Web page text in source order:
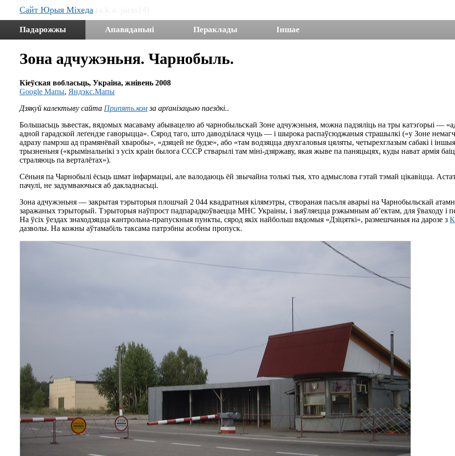
Сайт Юрыя Міхеда
Падарожжы Апавяданьні Пераклады Іншае
Зона адчужэньня. Чарнобыль.
Кіеўская вобласьць, Украіна, жнівень 2008
Google Мапы, Яндэкс.Мапы
Дзякуй калектыву сайта Припять.комза арґанізацыю паездкі..
Большасьць зьвестак, вядомых масаваму абывацелю аб чарнобыльскай Зоне адчужэньня, можна падзяліць на тры катэґорыі —
адной гарадской леґендзе гаворыцца». Сярод таго, што даводзілася чуць — і шырока распаўсюджаныя страшылкі («у Зоне
адразу памрэш ад прамянёвай хваробы», «дзяцей не будзе», або «там водзяцца двухгаловыя цяляты, четырехглазым сабакі і
трызненьня («крымінальнікі з усіх краін былога СССР стварылі там міні-дзяржаву, якая жыве па паняцьцях, куды нават армія
страляюць па верталётах»).
Сёньня па Чарнобылі ёсьць шмат інфармацыі, але валодаюць ёй звычайна толькі тыя, хто адмыслова гэтай тэмай цікавіцца.
пачулі, не задумваючыся аб дакладнасьці.
Зона адчужэньня — закрытая тэрыторыя плошчай 2 044 квадратныя кілямэтры, створаная пасьля аварыі на Чарнобыльскай
заражаных тэрыторый. Тэрыторыя наўпрост падпарадкоўваецца МНС Украіны, і зьяўляецца рэжымным аб’ектам, для ўваходу і
На ўсіх ўездах знаходзяцца кантрольна-прапускныя пункты, сярод якіх найбольш вядомыя «Дзіцяткі», размешчаныя на дарозе з
дазволы. На кожны аўтамабіль таксама патрэбны асобны пропуск.